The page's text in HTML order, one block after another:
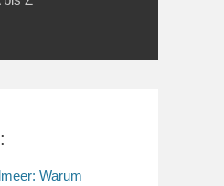
Warum